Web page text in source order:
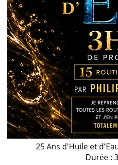
25 Ans d'Huile et
Durée :